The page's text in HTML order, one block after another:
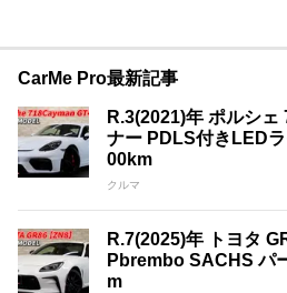
CarMe Pro最新記事
R.3(2021)年 ポルシ
ナー PDLS付きLED
00km
クルマ
R.7(2025)年 トヨタ
Pbrembo SACHS パ
m